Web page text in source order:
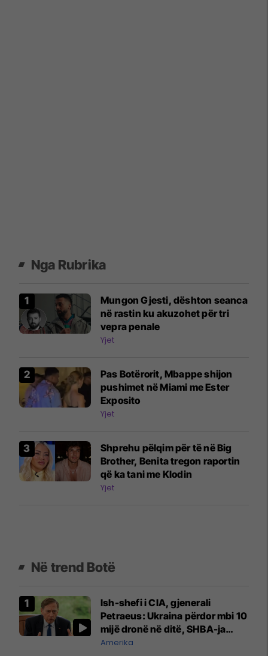
Nga Rubrika
Mungon Gjesti, dështon seanca
në rastin ku akuzohet për tri
vepra penale
Yjet
Pas Botërorit, Mbappe shijon
pushimet në Miami me Ester
Exposito
Yjet
Shprehu pëlqim për të në Big
Brother, Benita tregon raportin
që ka tani me Klodin
Yjet
Në trend Botë
Ish-shefi i CIA, gjenerali
Petraeus: Ukraina përdor mbi 10
mijë dronë në ditë, SHBA-ja
mbetet shumë prapa në
Amerika